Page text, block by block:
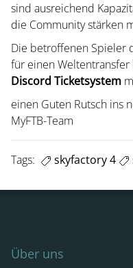
sind ausreichend
die Community stärken
Die betroffenen Spieler
für einen
Discord Ticketsystem
einen Guten Rutsch ins
MyFTB-Team
Tags: skyfactory 4
Über uns